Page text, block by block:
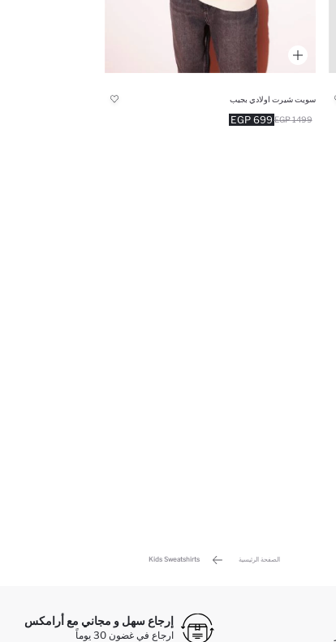
سويت شيرت اولادي بجيب
699 EGP 1499 EGP
الصفحة الرئيسية Kids Sweatshirts
إرجاع سهل و مجاني مع أرامكس
ارجاع في غضون 30 يوماً